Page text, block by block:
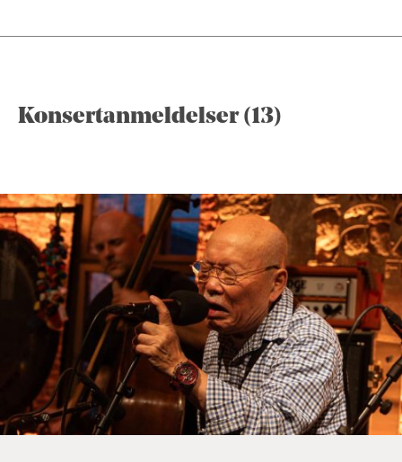
Konsertanmeldelser (13)